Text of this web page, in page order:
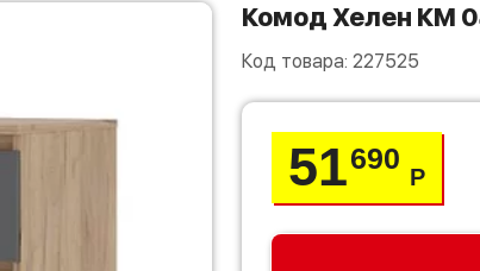
Комод Хелен КМ
Код товара: 227525
51690
Р